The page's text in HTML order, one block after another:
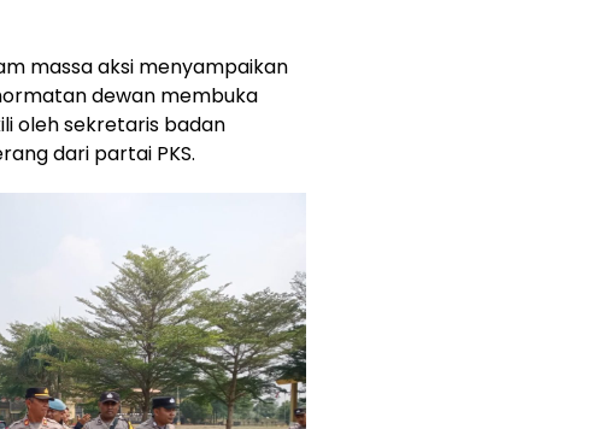
massa aksi menyampaikan
dewan membuka
oleh sekretaris badan
dari partai PKS.